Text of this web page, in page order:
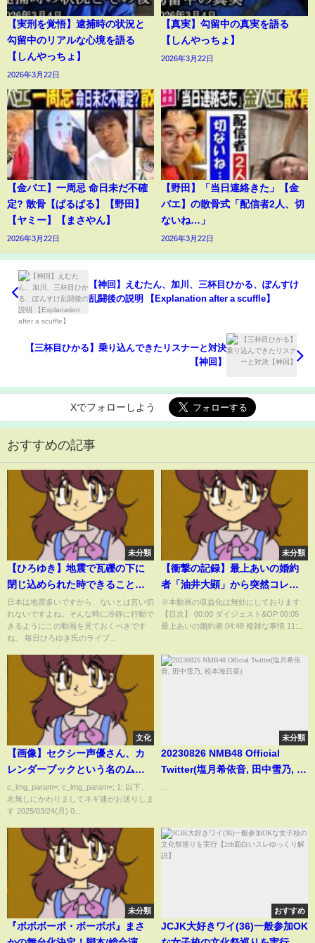
【実刑を覚悟】逮捕時の状況と
勾留中のリアルな心境を語る
【しんやっちょ】
2026年3月22日
【真実】勾留中の真実を語る
【しんやっちょ】
2026年3月22日
【金バエ】一周忌 命日未だ不確
定? 散骨【ぱるぱる】【野田】
【ヤミー】【まさやん】
2026年3月22日
【野田】「当日連絡きた」【金
バエ】の散骨式「配信者2人、切
ないね…」
2026年3月22日
【神回】えむたん、加川、三杯目ひかる、ぽんすけ
乱闘後の説明 【Explanation after a scuffle】
【三杯目ひかる】乗り込んできたリスナーと対決
【神回】
Xでフォローしよう
おすすめの記事
未分類
【ひろゆき】地震で瓦礫の下に
閉じ込められた時できること全
て教えます【切り抜き】
日本は地震多いですから、ないとは言い切
れないですよね。そんな時に冷静に行動で
きるようにこの動画を見ておくべきです
ね。 毎日ひろゆき氏のライブ...
未分類
【衝撃の記録】最上あいの婚約
者「油井大顕」から突然コレコ
レへ連絡が...高野健一を含む当事
者同士の録音など真相が明らか
になっていく
※本動画の収益化は無効にしております
【目次】 00:00 ダイジェスト&OP 00:05
最上あいの婚約者 04:48 複雑な事情 11:...
文化
【画像】セクシー声優さん、カ
レンダーブックという名のムフ
フ本を発売してしまう
c_img_param=; c_img_param=; 1: 以下、
名無しにかわりましてネギ速がお送りしま
す 2025/03/24(月) 0...
未分類
20230826 NMB48 Official
Twitter(塩月希依音, 田中雪乃, 松
未分類
『ボボボーボ・ボーボボ』まさ
おすすめ
JCJK大好きワイ(36)一般参加OK